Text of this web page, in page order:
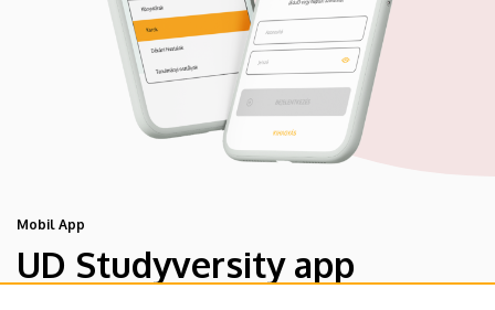
Mobil App
UD Studyversity app